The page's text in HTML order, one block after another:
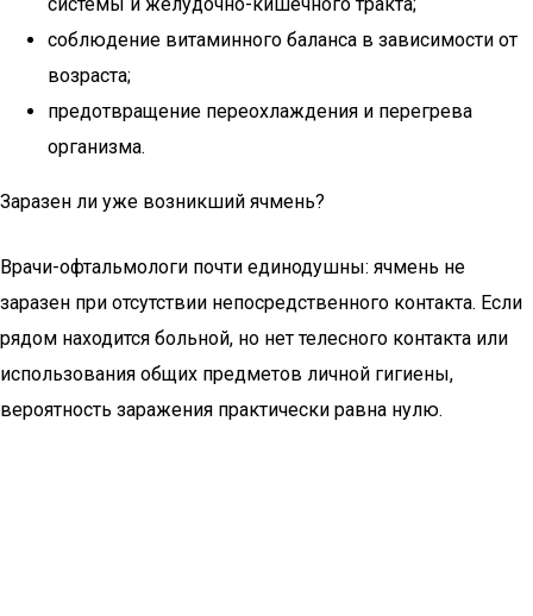
соблюдение витаминного баланса в зависимости от
возраста;
предотвращение переохлаждения и перегрева
организма.
Заразен ли уже возникший ячмень?
Врачи-офтальмологи почти единодушны: ячмень не
заразен при отсутствии непосредственного контакта. Если
рядом находится больной, но нет телесного контакта или
использования общих предметов личной гигиены,
вероятность заражения практически равна нулю.